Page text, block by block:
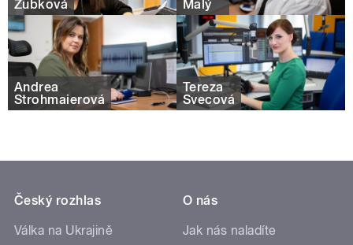
Zubková
Malý
Andrea
Strohmaierová
Tereza
Švecová
Český rozhlas
Válka na Ukrajině
O nás
Jak nás naladíte